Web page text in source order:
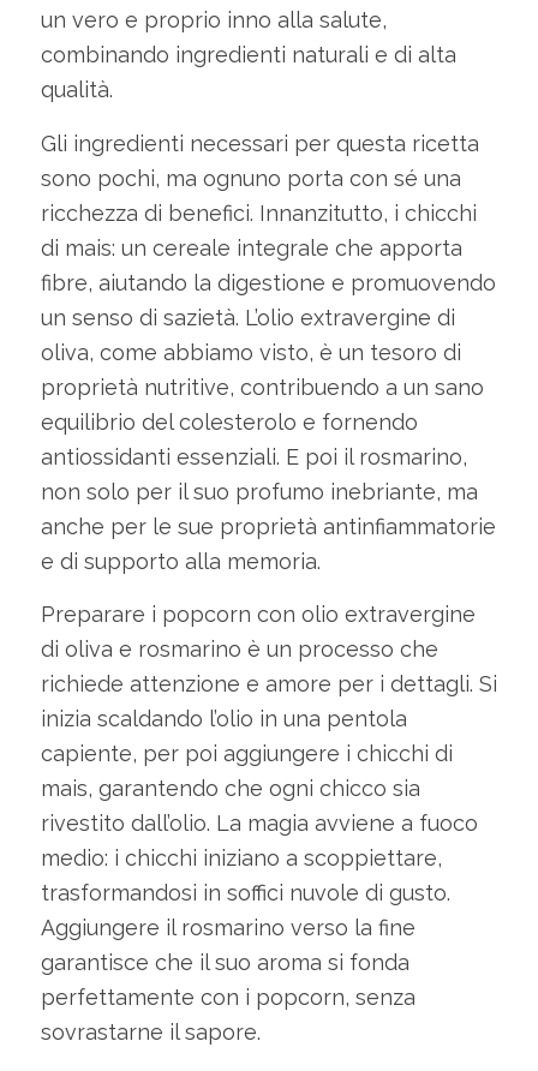
un vero e proprio inno alla salute,
combinando ingredienti naturali e di alta
qualità.
Gli ingredienti necessari per questa ricetta
sono pochi, ma ognuno porta con sé una
ricchezza di benefici. Innanzitutto, i chicchi
di mais: un cereale integrale che apporta
fibre, aiutando la digestione e promuovendo
un senso di sazietà. L’olio extravergine di
oliva, come abbiamo visto, è un tesoro di
proprietà nutritive, contribuendo a un sano
equilibrio del colesterolo e fornendo
antiossidanti essenziali. E poi il rosmarino,
non solo per il suo profumo inebriante, ma
anche per le sue proprietà antinfiammatorie
e di supporto alla memoria.
Preparare i popcorn con olio extravergine
di oliva e rosmarino è un processo che
richiede attenzione e amore per i dettagli. Si
inizia scaldando l’olio in una pentola
capiente, per poi aggiungere i chicchi di
mais, garantendo che ogni chicco sia
rivestito dall’olio. La magia avviene a fuoco
medio: i chicchi iniziano a scoppiettare,
trasformandosi in soffici nuvole di gusto.
Aggiungere il rosmarino verso la fine
garantisce che il suo aroma si fonda
perfettamente con i popcorn, senza
sovrastarne il sapore.